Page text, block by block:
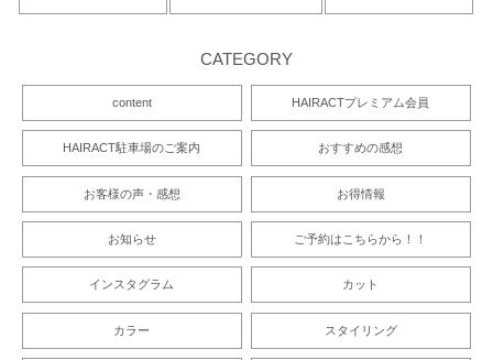
CATEGORY
content HAIRACTプレミアム会員
HAIRACT駐車場のご案内 おすすめの感想
お客様の声・感想 お得情報
お知らせ ご予約はこちらから！！
インスタグラム カット
カラー スタイリング